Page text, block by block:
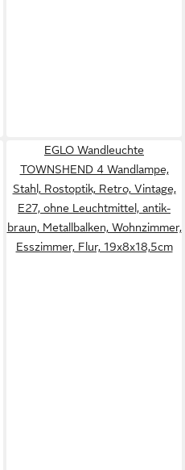
EGLO Wandleuchte
TOWNSHEND 4 Wandlampe,
Stahl, Rostoptik, Retro, Vintage,
E27, ohne Leuchtmittel, antik-
braun, Metallbalken, Wohnzimmer,
Esszimmer, Flur, 19x8x18,5cm